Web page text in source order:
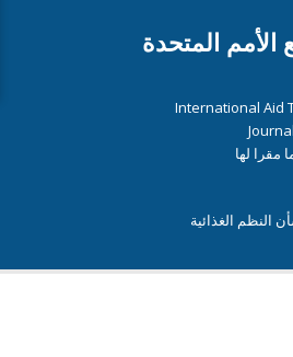
المتحدة
International Aid
مقرا لها
النظم الغذائية